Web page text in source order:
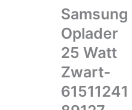
Samsung
Oplader
25 Watt
Zwart-
61511241